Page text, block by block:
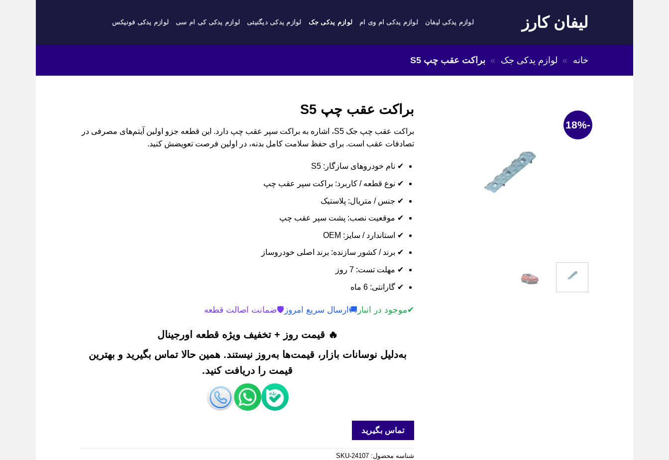
لیفان کارز لوازم یدکی لیفان لوازم یدکی ام وی ام لوازم یدکی جک لوازم یدکی دیگنیتی لوازم یدکی کی ام سی لوازم یدکی فونیکس
خانه » لوازم یدکی جک » براکت عقب چپ S5
-18%
براکت عقب چپ S5
براکت عقب چپ جک S5، اشاره به براکت سپر عقب چپ دارد. این قطعه جزو اولین آیتم‌های مصرفی در
تصادفات عقب است. برای حفظ سلامت کامل بدنه، در اولین فرصت تعویضش کنید.
✔ نام خودروهای سازگار: S5
✔ نوع قطعه / کاربرد: براکت سپر عقب چپ
✔ جنس / متریال: پلاستیک
✔ موقعیت نصب: پشت سپر عقب چپ
✔ استاندارد / سایز: OEM
✔ برند / کشور سازنده: برند اصلی خودروساز
✔ مهلت تست: 7 روز
✔ گارانتی: 6 ماه
✔موجود در انبار 🚚 ارسال سریع امروز 🛡️ضمانت اصالت قطعه
🔥 قیمت روز + تخفیف ویژه قطعه اورجینال
به‌دلیل نوسانات بازار، قیمت‌ها به‌روز نیستند. همین حالا تماس بگیرید و بهترین
قیمت را دریافت کنید.
تماس بگیرید
شناسه محصول: SKU-24107